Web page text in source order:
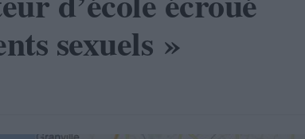
sexuels »